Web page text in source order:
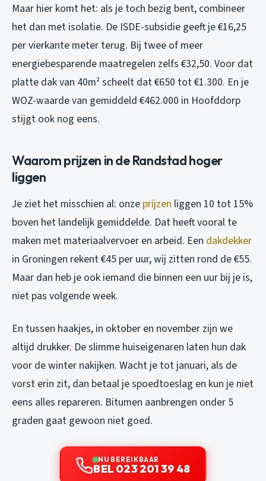
Maar hier komt het: als je toch bezig bent, combineer
het dan met isolatie. De ISDE-subsidie geeft je €16,25
per vierkante meter terug. Bij twee of meer
energiebesparende maatregelen zelfs €32,50. Voor dat
platte dak van 40m² scheelt dat €650 tot €1.300. En je
WOZ-waarde van gemiddeld €462.000 in Hoofddorp
stijgt ook nog eens.
Waarom prijzen in de Randstad hoger
liggen
Je ziet het misschien al: onze prijzen liggen 10 tot 15%
boven het landelijk gemiddelde. Dat heeft vooral te
maken met materiaalvervoer en arbeid. Een dakdekker
in Groningen rekent €45 per uur, wij zitten rond de €55.
Maar dan heb je ook iemand die binnen een uur bij je is,
niet pas volgende week.
En tussen haakjes, in oktober en november zijn we
altijd drukker. De slimme huiseigenaren laten hun dak
voor de winter nakijken. Wacht je tot januari, als de
vorst erin zit, dan betaal je spoedtoeslag en kun je niet
eens alles repareren. Bitumen aanbrengen onder 5
graden gaat gewoon niet goed.
NU BEREIKBAAR
BEL 023 201 39 48